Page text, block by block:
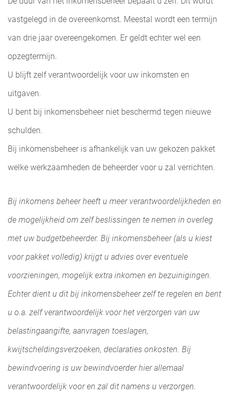
vastgelegd in de overeenkomst. Meestal wordt een termijn
van drie jaar overeengekomen. Er geldt echter wel een
opzegtermijn.
U blijft zelf verantwoordelijk voor uw inkomsten en
uitgaven.
U bent bij inkomensbeheer niet beschermd tegen nieuwe
schulden.
Bij inkomensbeheer is afhankelijk van uw gekozen pakket
welke werkzaamheden de beheerder voor u zal verrichten.
Bij inkomens beheer heeft u meer verantwoordelijkheden en
de mogelijkheid om zelf beslissingen te nemen in overleg
met uw budgetbeheerder. Bij inkomensbeheer (als u kiest
voor pakket volledig) krijgt u advies over eventuele
voorzieningen, mogelijk extra inkomen en bezuinigingen.
Echter dient u dit bij inkomensbeheer zelf te regelen en bent
u o.a. zelf verantwoordelijk voor het verzorgen van uw
belastingaangifte, aanvragen toeslagen,
kwijtscheldingsverzoeken, declaraties onkosten. Bij
bewindvoering is uw bewindvoerder hier allemaal
verantwoordelijk voor en zal dit namens u verzorgen.